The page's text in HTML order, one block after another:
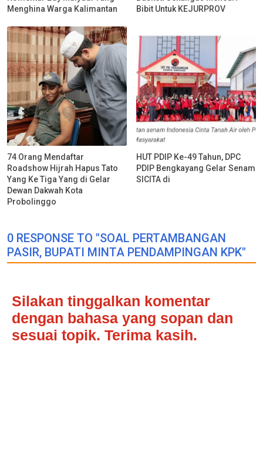
Menghina Warga Kalimantan
Bibit Untuk KEJURPROV
74 Orang Mendaftar
Roadshow Hijrah Hapus Tato
Yang Ke Tiga Yang di Gelar
Dewan Dakwah Kota
Probolinggo
HUT PDIP Ke-49 Tahun, DPC
PDIP Bengkayang Gelar Senam
SICITA di
0 RESPONSE TO "SOAL PERTAMBANGAN
PASIR, BUPATI MINTA PENDAMPINGAN KPK"
Silakan tinggalkan komentar
dengan bahasa yang sopan dan
sesuai topik. Terima kasih.